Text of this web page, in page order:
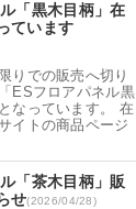
「黒木目柄」在
ています
りでの販売へ切り
ESフロアパネル黒
なっています。 在
イトの商品ページ
「茶木目柄」販
せ(2026/04/28)